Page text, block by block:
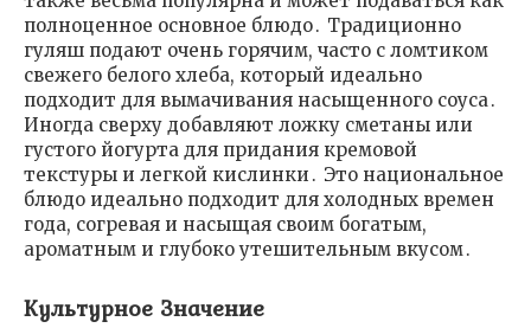
полноценное основное блюдо․ Традиционно
гуляш подают очень горячим, часто с ломтиком
свежего белого хлеба, который идеально
подходит для вымачивания насыщенного соуса․
Иногда сверху добавляют ложку сметаны или
густого йогурта для придания кремовой
текстуры и легкой кислинки․ Это национальное
блюдо идеально подходит для холодных времен
года, согревая и насыщая своим богатым,
ароматным и глубоко утешительным вкусом․
Культурное Значение